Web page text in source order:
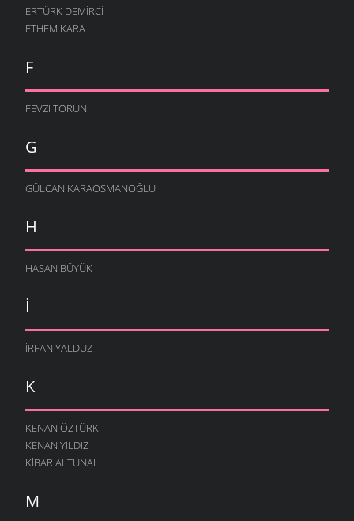
ERTÜRK DEMIRCI
ETHEM KARA
F
FEVZI TORUN
G
GÜLCAN KARAOSMANOĞLU
H
HASAN BÜYÜK
I
İRFAN YALDUZ
K
KENAN ÖZTÜRK
KENAN YILDIZ
KIBAR ALTUNAL
M